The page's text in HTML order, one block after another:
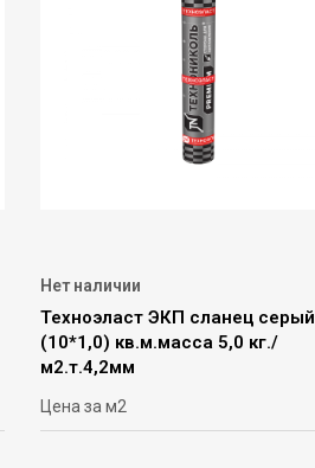
Нет наличии
Техноэласт ЭКП сланец серый
(10*1,0) кв.м.масса 5,0 кг./
м2.т.4,2мм
Цена за м2